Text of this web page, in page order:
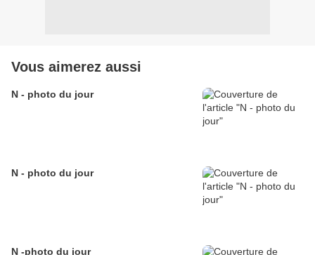
Vous aimerez aussi
N - photo du jour
N - photo du jour
N -photo du jour